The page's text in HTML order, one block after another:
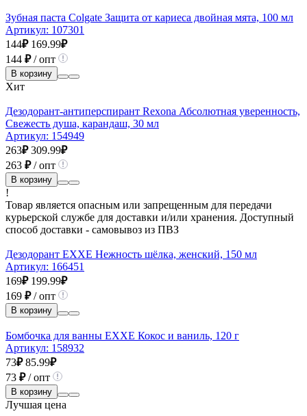
Зубная паста Colgate Защита от кариеса двойная мята, 100 мл
Артикул: 107301
144₽ 169.99₽
144 ₽/ опт
В корзину
Хит
Дезодорант-антиперспирант Rexona Абсолютная уверенность,
Свежесть душа, карандаш, 30 мл
Артикул: 154949
263₽ 309.99₽
263 ₽/ опт
В корзину
!
Товар является опасным или запрещенным для передачи
курьерской службе для доставки и/или хранения. Доступный
способ доставки - самовывоз из ПВЗ
Дезодорант EXXE Нежность шёлка, женский, 150 мл
Артикул: 166451
169₽ 199.99₽
169 ₽/ опт
В корзину
Бомбочка для ванны EXXE Кокос и ваниль, 120 г
Артикул: 158932
73₽ 85.99₽
73 ₽/ опт
В корзину
Лучшая цена